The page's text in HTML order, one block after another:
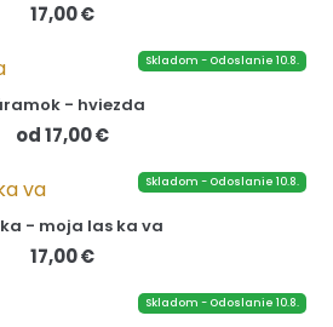
17,00 €
Skladom - Odoslanie 10.8.
- hviezda
od 17,00 €
Skladom - Odoslanie 10.8.
- moja las ka va
17,00 €
Skladom - Odoslanie 10.8.